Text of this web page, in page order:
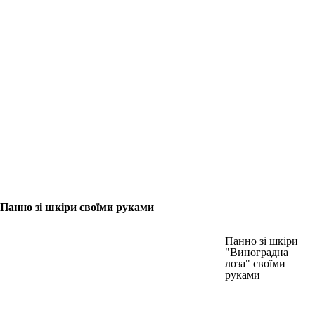
Панно зі шкіри своїми руками
Панно зі шкіри
"Виноградна
лоза" своїми
руками